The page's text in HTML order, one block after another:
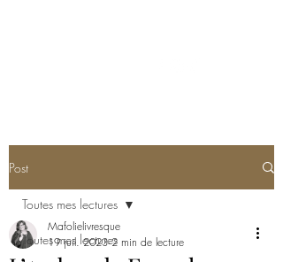
Post
Toutes mes lectures
Toutes mes lectures
Mafolielivresque
19 juil. 2023 2 min de lecture